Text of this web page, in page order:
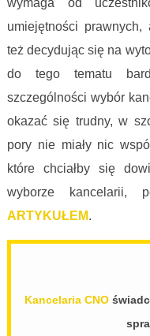
wymaga od
umiejętności
też decydując się na
do tego tematu
szczególności wybór
okazać się trudny, w
pory nie miały nic
które chciałby się
wyborze kancelarii,
ARTYKUŁEM.
Kancelaria CNO